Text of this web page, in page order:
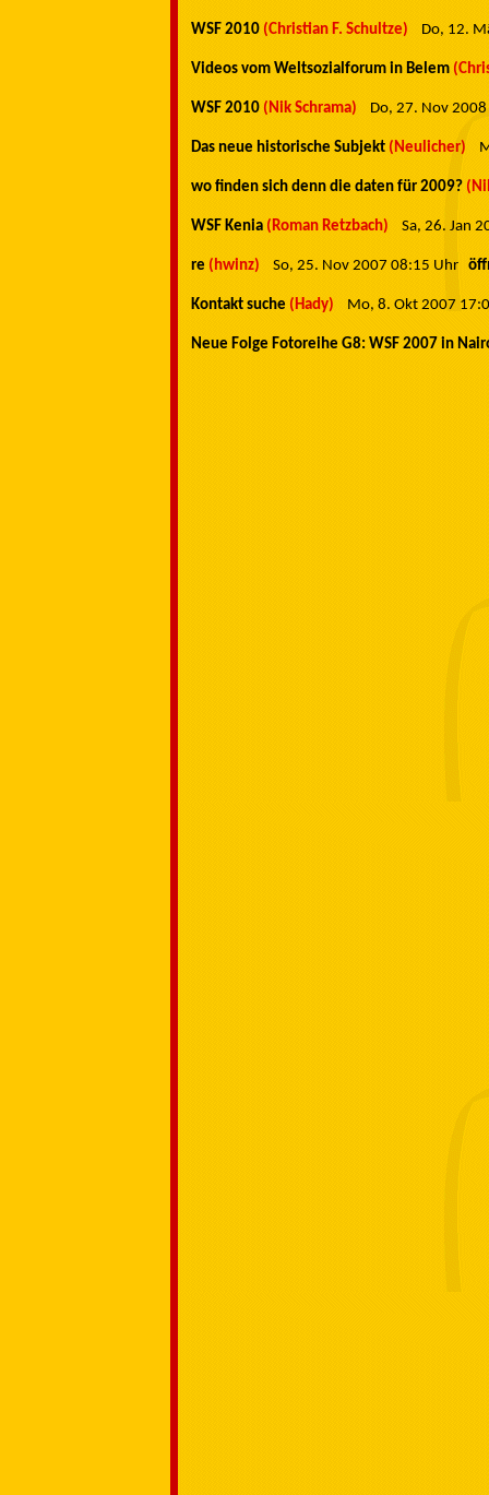
WSF 2010 (Christian F. Schultze) Do, 12.
Videos vom Weltsozialforum in Belem
WSF 2010 (Nik Schrama) Do, 27. Nov
Das neue historische Subjekt (Neulicher)
wo finden sich denn die daten für 2009?
WSF Kenia (Roman Retzbach) Sa, 26. Jan
re (hwinz) So, 25. Nov 2007 08:15 Uhr
Kontakt suche (Hady) Mo, 8. Okt 2007
Neue Folge Fotoreihe G8: WSF 2007 in